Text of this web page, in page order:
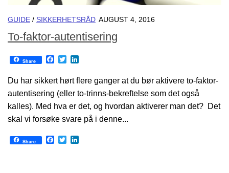
GUIDE / SIKKERHETSRÅD AUGUST 4, 2016
To-faktor-autentisering
Share Facebook
Twitter
Du har sikkert hørt flere ganger at du bør aktivere to-faktor-
autentisering (eller to-trinns-bekreftelse som det også
kalles). Med hva er det, og hvordan aktiverer man det? Det
skal vi forsøke svare på i denne...
Share Facebook
Twitter